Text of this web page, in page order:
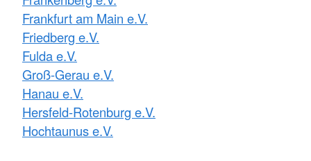
Frankfurt am Main e.V.
Friedberg e.V.
Fulda e.V.
Groß-Gerau e.V.
Hanau e.V.
Hersfeld-Rotenburg e.V.
Hochtaunus e.V.